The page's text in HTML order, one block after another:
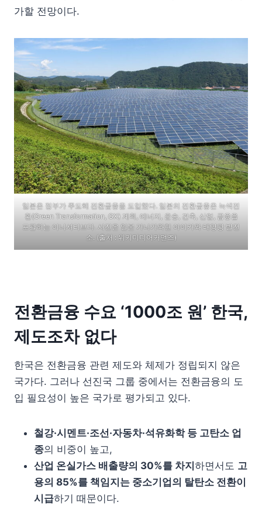
가할 전망이다.
일본은 정부가 주도해 전환금융을 도입했다. 일본의 전환금융은 녹색전
환(Green Transformation, GX) 계획, 에너지, 운송, 건축, 산업, 금융을
포괄하는 이니셔티브다. 사진은 일본 가나가와현 아이카와 태양광 발전
소. (출처 : 위키미디어커먼즈)
전환금융 수요 ‘1000조 원’ 한국,
제도조차 없다
한국은 전환금융 관련 제도와 체제가 정립되지 않은
국가다. 그러나 선진국 그룹 중에서는 전환금융의 도
입 필요성이 높은 국가로 평가되고 있다.
철강·시멘트·조선·자동차·석유화학 등 고탄소 업
종의 비중이 높고,
산업 온실가스 배출량의 30%를 차지 하면서도 고
용의 85%를 책임지는 중소기업의 탈탄소 전환이
시급하기 때문이다.